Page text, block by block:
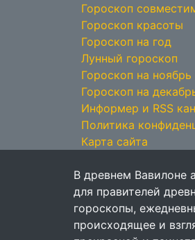
Гороскоп
Гороскоп красоты
Гороскоп на год
Лунный гороскоп
Гороскоп на
Гороскоп на
Информер и RSS
Политика
Карта сайта
В древнем Вавилоне
для правителей
гороскопы,
происходящее и